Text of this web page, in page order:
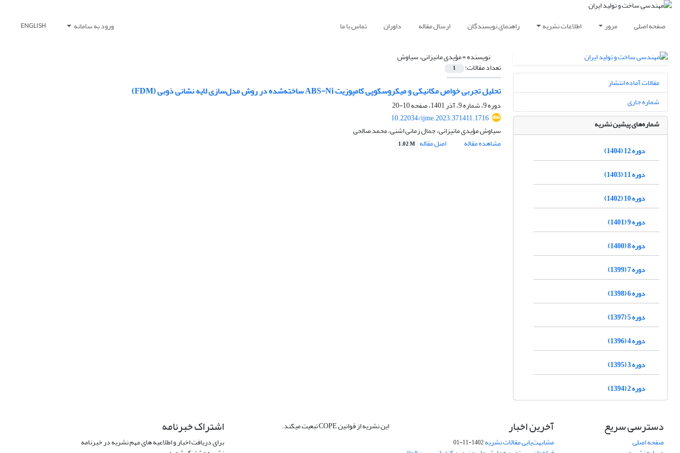
صفحه اصلی مرور اطلاعات نشریه راهنمای نویسندگان ارسال مقاله داوران تماس با ما ورود به سامانه ENGLISH
نویسنده =مؤیدی مانیزانی، سیاوش
تعداد مقالات: 1
تحلیل‎ ‎تجربی خواص مکانیکی و میکروسکوپی کامپوزیت ‏ABS-Ni‏ ساخته‌شده در روش مدل‌سازی لایه نشانی ذوبی (‏FDM‏)‏
دوره 9، شماره 9، آذر 1401، صفحه
10-20
10.22034/ijme.2023.371411.1716
سیاوش مؤیدی مانیزانی، جمال زمانی اشنی، محمد صالحی
مشاهده مقاله
اصل مقاله 1.02 M
مقالات آماده انتشار
شماره جاری
شماره‌های پیشین نشریه
دوره 12 (1404)
دوره 11 (1403)
دوره 10 (1402)
دوره 9 (1401)
دوره 8 (1400)
دوره 7 (1399)
دوره 6 (1398)
دوره 5 (1397)
دوره 4 (1396)
دوره 3 (1395)
دوره 2 (1394)
دسترسی سریع
صفحه اصلی
آخرین اخبار
مشابهت‌یابی مقالات نشریه1402-11-01
این نشریه از قوانین COPE تبعیت میکند. اشتراک خبرنامه
برای دریافت اخبار و اطلاعیه های مهم نشریه در خبرنامه